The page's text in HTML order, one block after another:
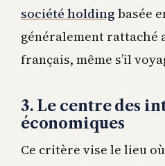
société holding basée
généralement
français, même s’il
3. Le centre des
économiques
Ce critère vise le lieu